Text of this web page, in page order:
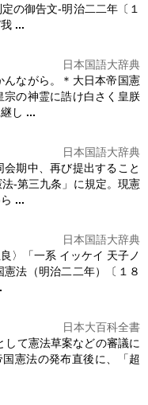
の御告文‐明治二二年〔１
...
日本国語大辞典
んながら。＊ 大日本帝国憲
宗の神霊に誥け白さく皇朕
し ...
日本国語大辞典
会期中、再び提出すること
法‐第三九条」に規定。現憲
...
日本国語大辞典
〉「一系 イッケイ 天子ノ
憲法 （明治二二年）〔１８
日本大百科全書
て憲法草案などの審議に
国憲法の発布直後に、「超